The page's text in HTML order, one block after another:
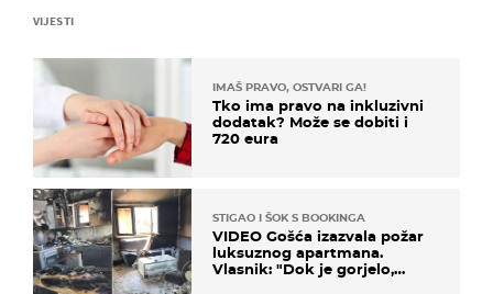
VIJESTI
IMAŠ PRAVO, OSTVARI GA!
Tko ima pravo na inkluzivni
dodatak? Može se dobiti i
720 eura
STIGAO I ŠOK S BOOKINGA
VIDEO Gošća izazvala požar
luksuznog apartmana.
Vlasnik: "Dok je gorjelo,